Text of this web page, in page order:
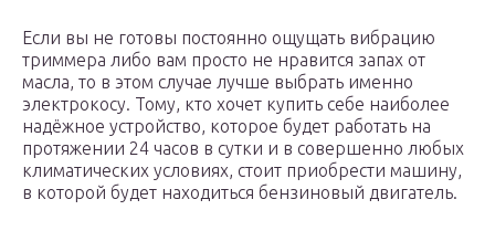
Если вы не готовы постоянно ощущать вибрацию
триммера либо вам просто не нравится запах от
масла, то в этом случае лучше выбрать именно
электрокосу. Тому, кто хочет купить себе наиболее
надёжное устройство, которое будет работать на
протяжении 24 часов в сутки и в совершенно любых
климатических условиях, стоит приобрести машину,
в которой будет находиться бензиновый двигатель.